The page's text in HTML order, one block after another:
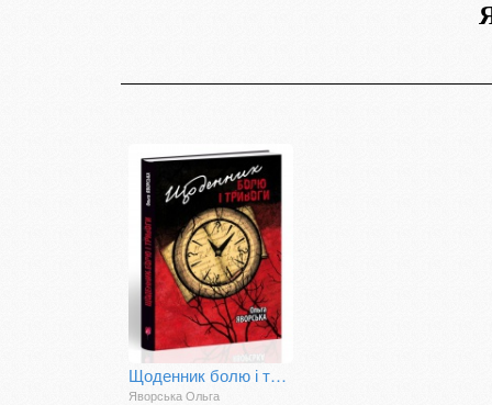
Щоденник болю і тривоги
Яворська Ольга